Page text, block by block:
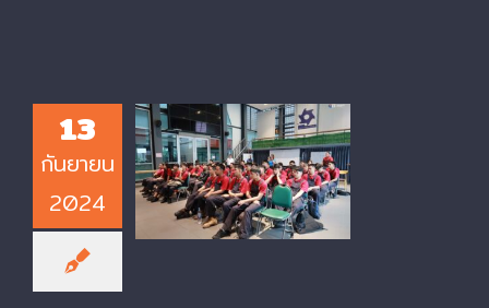
13
กันยายน
2024
KMUTNB CIT Hosts
Bachelor’s Degree
Program
Orientation in
Welding
Engineering
Technology for